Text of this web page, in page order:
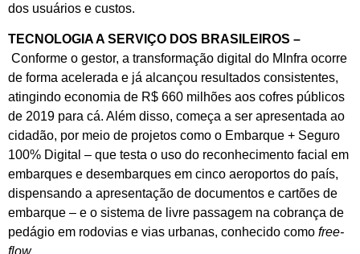
dos usuários e custos.
TECNOLOGIA A SERVIÇO DOS BRASILEIROS –
Conforme o gestor, a transformação digital do MInfra ocorre
de forma acelerada e já alcançou resultados consistentes,
atingindo economia de R$ 660 milhões aos cofres públicos
de 2019 para cá. Além disso, começa a ser apresentada ao
cidadão, por meio de projetos como o Embarque + Seguro
100% Digital – que testa o uso do reconhecimento facial em
embarques e desembarques em cinco aeroportos do país,
dispensando a apresentação de documentos e cartões de
embarque – e o sistema de livre passagem na cobrança de
pedágio em rodovias e vias urbanas, conhecido como free-